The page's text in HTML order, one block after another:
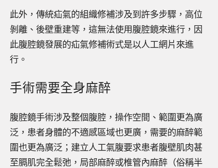
此外，傳統疝氣的組織修補涉及到許多步驟，高位
剝離、後壁重建等，這無法使用腹腔鏡來進行，因
此腹腔鏡發展的疝氣修補術式是以人工網片來進
行。
手術需要全身麻醉
腹腔鏡手術涉及整個腹腔，操作空間、範圍更為廣
泛，患者身體的不適感區域也更廣，需要的麻醉範
圍也更為廣泛；建立人工氣腹要求患者腹壁肌肉甚
至膈肌完全鬆弛，局部麻醉或椎管內麻醉（俗稱半